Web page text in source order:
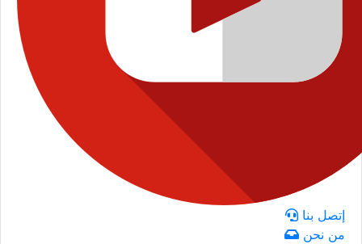
إتصل بنا
من نحن